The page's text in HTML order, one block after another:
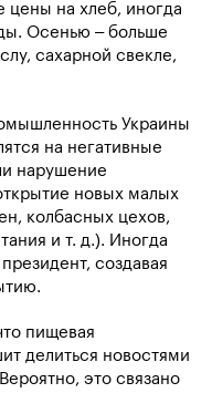
цены на хлеб, иногда
Осенью – больше
сахарной свекле,
Украины
на негативные
нарушение
новых малых
колбасных цехов,
и т. д.). Иногда
создавая
пищевая
делиться новостями
это связано